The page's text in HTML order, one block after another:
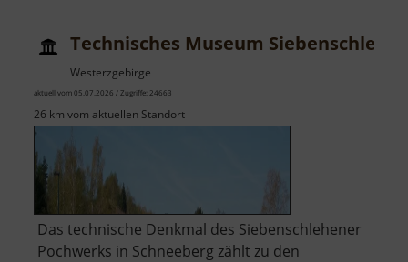
Technisches Museum
Westerzgebirge
aktuell vom 05.07.2026 / Zugriffe: 24663
26 km vom aktuellen Standort
Das technische Denkmal des Siebenschlehener
Pochwerks in Schneeberg zählt zu den